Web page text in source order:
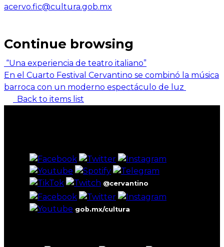
acervo.fic@cultura.gob.mx
Continue browsing
“Una experiencia de teatro italiano”
En el Cuarto Festival Cervantino se combinó la música
barroca con un moderno espectáculo de luz
Back to items list
@cervantino
gob.mx/cultura